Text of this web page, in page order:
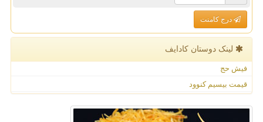
درج کامنت
لینک دوستان كادایف
فیش حج
قیمت بیسیم کنوود